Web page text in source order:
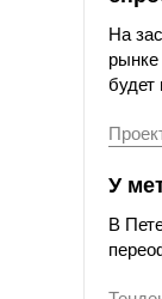
На
рынке
будет
У
В